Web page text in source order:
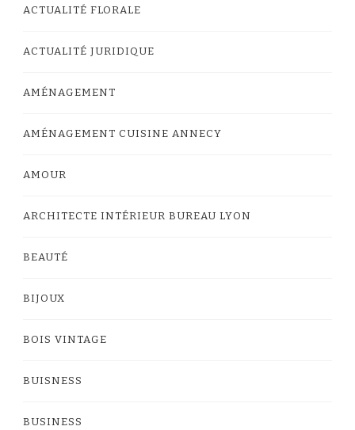
ACTUALITÉ FLORALE
ACTUALITÉ JURIDIQUE
AMÉNAGEMENT
AMÉNAGEMENT CUISINE ANNECY
AMOUR
ARCHITECTE INTÉRIEUR BUREAU LYON
BEAUTÉ
BIJOUX
BOIS VINTAGE
BUISNESS
BUSINESS